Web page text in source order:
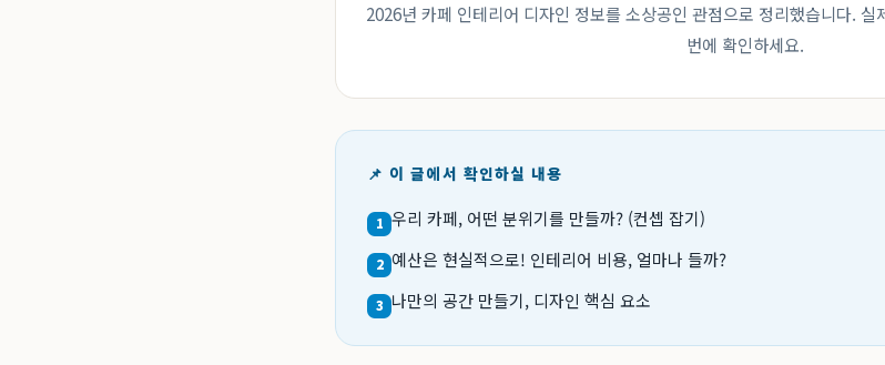
2026년 카페 인테리어 디자인 정보를 소상공인 관점으로 정리했습니다.
번에 확인하세요.
📌 이 글에서 확인하실 내용
1 우리 카페, 어떤 분위기를 만들까? (컨셉 잡기)
2 예산은 현실적으로! 인테리어 비용, 얼마나 들까?
3 나만의 공간 만들기, 디자인 핵심 요소